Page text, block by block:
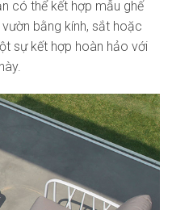
có thể kết hợp mẫu ghế
bằng kính, sắt hoặc
sự kết hợp hoàn hảo với
này.